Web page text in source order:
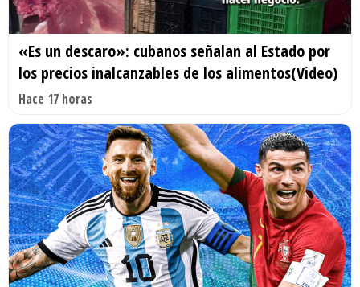
«Es un descaro»: cubanos señalan al Estado por
los precios inalcanzables de los alimentos(Video)
Hace 17 horas